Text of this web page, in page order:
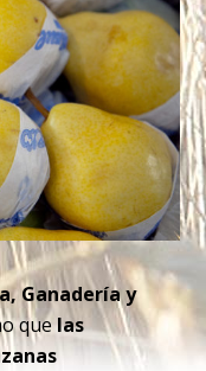
Ganadería y
quelas